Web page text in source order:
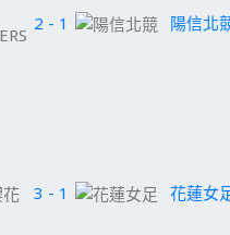
2 - 1 陽信北
3 - 1 花蓮女